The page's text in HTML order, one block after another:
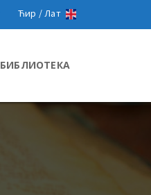
Ћир /Лат
БИБЛИОТЕКА